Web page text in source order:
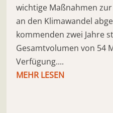
wichtige Maßnahmen
an den Klimawandel
kommenden zwei Jahre
Gesamtvolumen von 54
Verfügung....
MEHR LESEN